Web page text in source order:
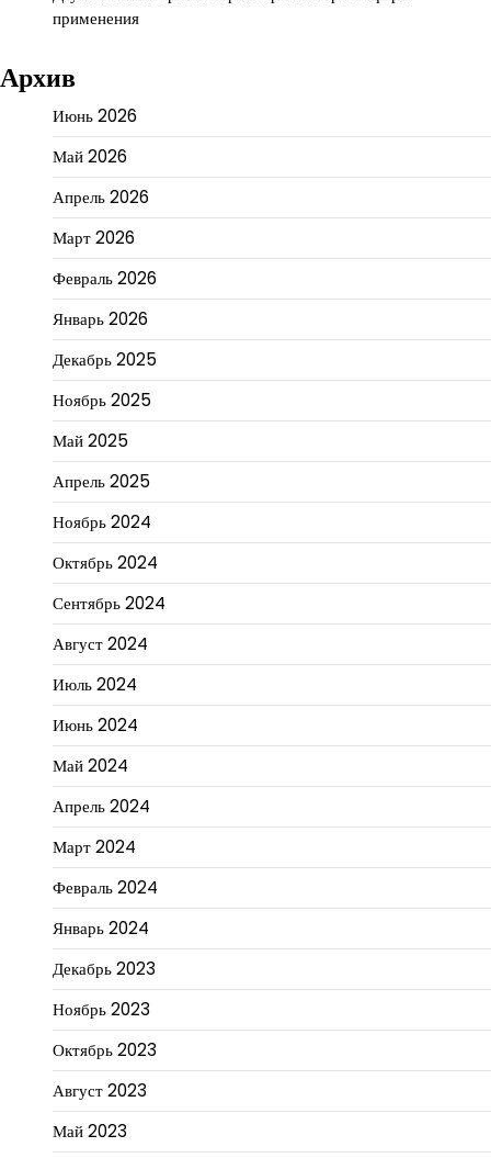
применения
Архив
Июнь 2026
Май 2026
Апрель 2026
Март 2026
Февраль 2026
Январь 2026
Декабрь 2025
Ноябрь 2025
Май 2025
Апрель 2025
Ноябрь 2024
Октябрь 2024
Сентябрь 2024
Август 2024
Июль 2024
Июнь 2024
Май 2024
Апрель 2024
Март 2024
Февраль 2024
Январь 2024
Декабрь 2023
Ноябрь 2023
Октябрь 2023
Август 2023
Май 2023